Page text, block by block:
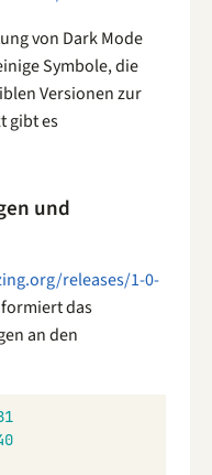
von Dark Mode
Symbole, die
Versionen zur
gibt es
und
releases/1-0-
das
an den